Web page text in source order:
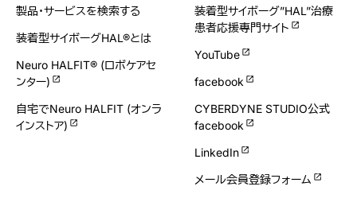
製品・サービスを検索する
装着型サイボーグHAL®とは
Neuro HALFIT® (ロボケアセ
ンター)
自宅でNeuro HALFIT (オンラ
インストア)
装着型サイボーグ”HAL”治療
患者応援専門サイト
YouTube
facebook
CYBERDYNE STUDIO公式
facebook
LinkedIn
メール会員登録フォーム